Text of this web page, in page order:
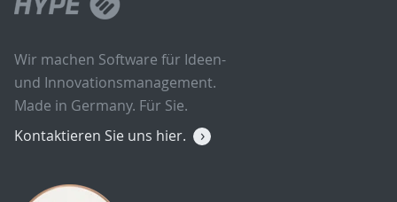
Wir machen Software für Ideen-
und Innovationsmanagement.
Made in Germany. Für Sie.
Kontaktieren Sie uns hier.